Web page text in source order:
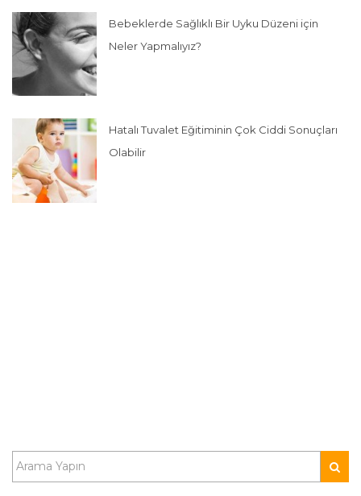
Bebeklerde Sağlıklı Bir Uyku Düzeni için
Neler Yapmalıyız?
Hatalı Tuvalet Eğitiminin Çok Ciddi Sonuçları
Olabilir